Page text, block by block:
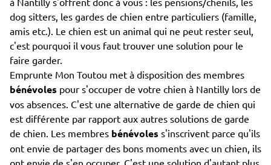
dog sitters, les gardes de chien entre particuliers (famille,
amis etc.). Le chien est un animal qui ne peut rester seul,
c'est pourquoi il vous faut trouver une solution pour le
faire garder.
Emprunte Mon Toutou met à disposition des membres
bénévoles pour s'occuper de votre chien à Nantilly lors de
vos absences. C'est une alternative de garde de chien qui
est différente par rapport aux autres solutions de garde
de chien. Les membres bénévoles s'inscrivent parce qu'ils
ont envie de partager des bons moments avec un chien, ils
ont envie de s'en occuper. C'est une solution d'autant plus